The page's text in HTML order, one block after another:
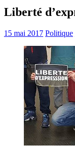
Liberté
15 mai 2017 Politique